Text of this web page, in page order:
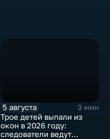
5 августа
3 мин
Трое детей выпали из
окон в 2026 году:
следователи ведут